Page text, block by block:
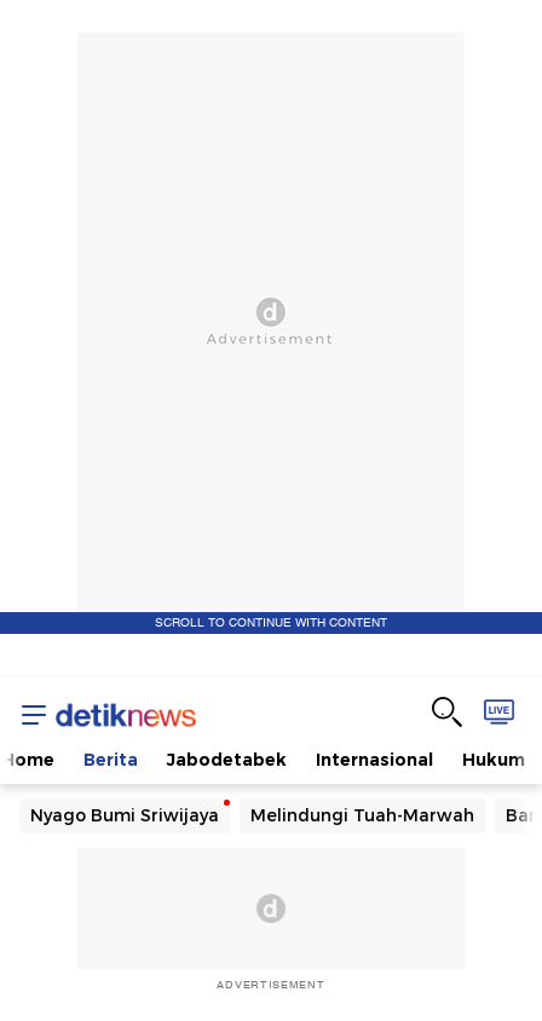
SCROLL TO CONTINUE WITH CONTENT
Home Berita Jabodetabek Internasional Hukum
Nyago Bumi Sriwijaya Melindungi Tuah-Marwah
ADVERTISEMENT